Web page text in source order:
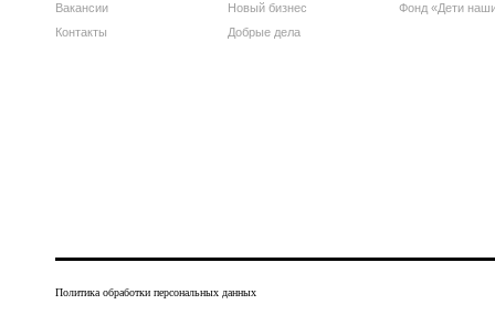
Вакансии
Контакты
Новый бизнес
Добрые дела
Фонд «Дети
Политика обработки персональных данных